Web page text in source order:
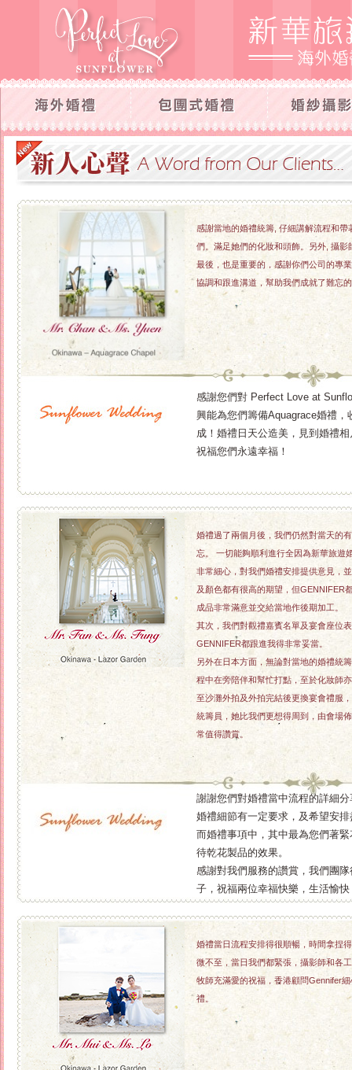
感謝當地的婚禮統籌, 仔細講解流程和
們。滿足她們的化妝和頭飾。另外, 攝
最後，也是重要的，感謝你們公司的專
協調和跟進溝道，幫助我們成就了難忘
感謝您們對 Perfect Love at
興能為您們籌備Aquagrace婚禮
成！婚禮日天公造美，見到婚禮
祝福您們永遠幸福！
婚禮過了兩個月後，我們仍然對當天的
忘。 一切能夠順利進行全因為新華旅遊
非常細心，對我們婚禮安排提供意見，
及顏色都有很高的期望，但GENNIFER
成品非常滿意並交給當地作後期加工。
其次，我們對觀禮嘉賓名單及宴會座位
GENNIFER都跟進我得非常妥當。
另外在日本方面，無論對當地的婚禮統
程中在旁陪伴和幫忙打點，至於化妝師
至沙灘外拍及外拍完結後更換宴會禮服
統籌員，她比我們更想得周到，由會場
常值得讚賞。
謝謝您們對婚禮當中流程的詳細
婚禮細節有一定要求，及希望安
而婚禮事項中，其中最為您們著
待乾花製品的效果。
感謝對我們服務的讚賞，我們團
子，祝福兩位幸福快樂，生活愉快
婚禮當日流程安排得很順暢，時間拿捏
微不至，當日我們都緊張，攝影師和各
牧師充滿愛的祝福，香港顧問Gennifer
禮。